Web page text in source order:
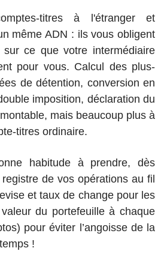
titres à l'étranger et
même ADN : ils vous obligent
ce que votre intermédiaire
pour vous. Calcul des plus-
de détention, conversion en
imposition, déclaration du
mais beaucoup plus à
titres ordinaire.
habitude à prendre, dès
de vos opérations au fil
et taux de change pour les
du portefeuille à chaque
pour éviter l’angoisse de la
!